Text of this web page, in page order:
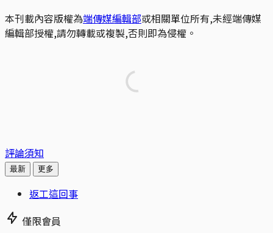
本刊載內容版權為端傳媒編輯部或相關單位所有,未經端傳媒
編輯部授權,請勿轉載或複製,否則即為侵權。
評論須知
最新 更多
返工這回事
僅限會員